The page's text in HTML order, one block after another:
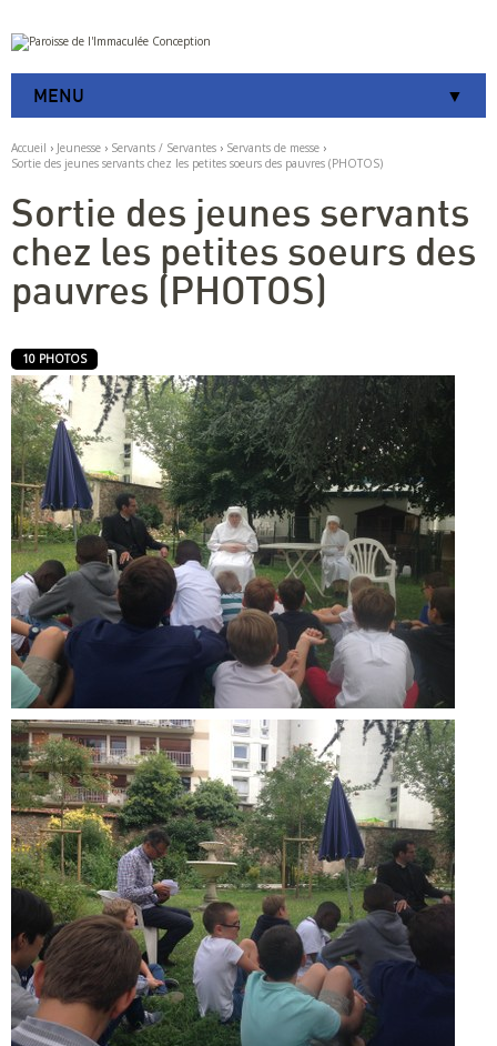
Aller
au
contenu.
à
navigation
Outils
personnels
MENU
Accueil › Jeunesse › Servants / Servantes › Servants de messe ›
Sortie des jeunes servants chez les petites soeurs des pauvres (PHOTOS)
Sortie des jeunes servants
chez les petites soeurs des
pauvres (PHOTOS)
10 PHOTOS